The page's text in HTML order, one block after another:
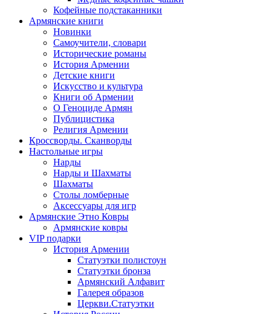
Кофейные подстаканники
Армянские книги
Новинки
Самоучители, словари
Исторические романы
История Армении
Детские книги
Иcкусство и культура
Книги об Армении
О Геноциде Армян
Публицистика
Религия Армении
Кроссворды. Сканворды
Настольные игры
Нарды
Нарды и Шахматы
Шахматы
Столы ломберные
Аксессуары для игр
Армянские Этно Ковры
Армянские ковры
VIP подарки
История Армении
Статуэтки полистоун
Статуэтки бронза
Армянский Алфавит
Галерея образов
Церкви.Статуэтки